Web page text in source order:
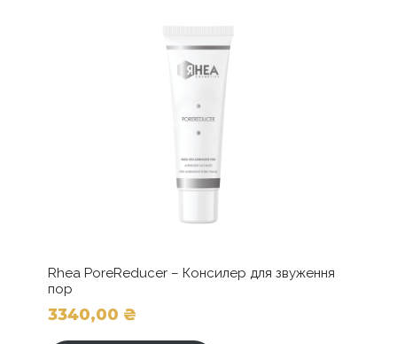
на
сторінці
Rhea PoreReducer – Консилер для звуження
пор
3340,00 ₴